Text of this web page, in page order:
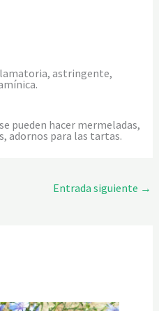
astringente,
pueden hacer mermeladas,
adornos para las tartas.
Entrada siguiente →